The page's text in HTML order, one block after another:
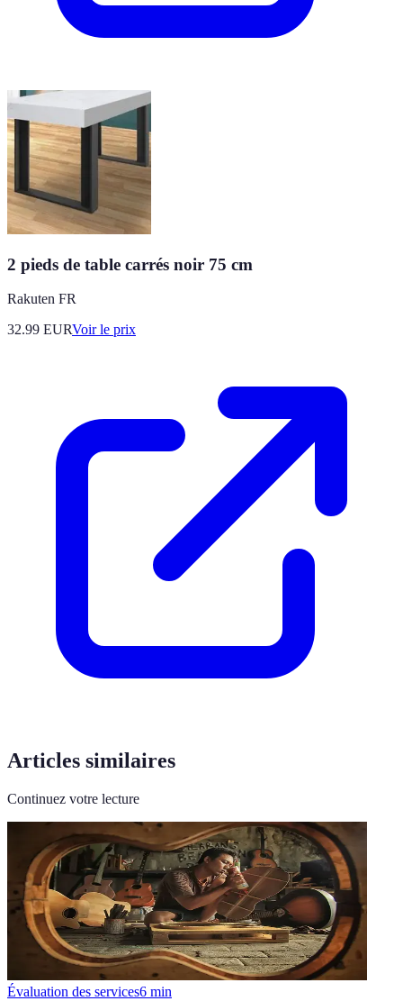
2 pieds de table carrés noir 75 cm
Rakuten FR
32.99 EURVoir le prix
Articles similaires
Continuez votre lecture
Évaluation des services6 min